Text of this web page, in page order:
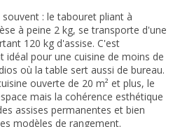
: le tabouret pliant à
à peine 2 kg, se transporte d'une
120 kg d'assise. C'est
idéal pour une cuisine de moins de
où la table sert aussi de bureau.
ouverte de 20 m² et plus, le
mais la cohérence esthétique
assises permanentes et bien
modèles de rangement.